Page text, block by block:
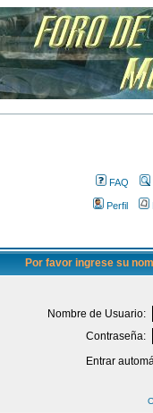
FAQ
Perfil
Por favor ingrese su
Nombre de Usuario:
Contraseña:
Entrar